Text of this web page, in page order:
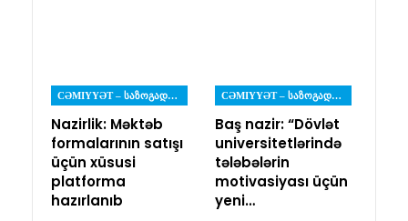
CƏMIYYƏT – ᲡᲐᲖᲝᲒᲐᲓᲝᲔᲑᲐ
Nazirlik: Məktəb
formalarının satışı
üçün xüsusi
platforma
hazırlanıb
CƏMIYYƏT – ᲡᲐᲖᲝᲒᲐᲓᲝᲔᲑᲐ
Baş nazir: “Dövlət
universitetlərində
tələbələrin
motivasiyası üçün
yeni…